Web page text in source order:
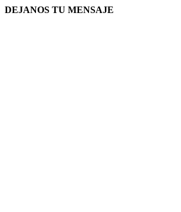
DEJANOS TU MENSAJE